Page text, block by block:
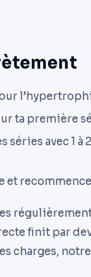
ta première
avec 1 à
et
finit par
charges, notre